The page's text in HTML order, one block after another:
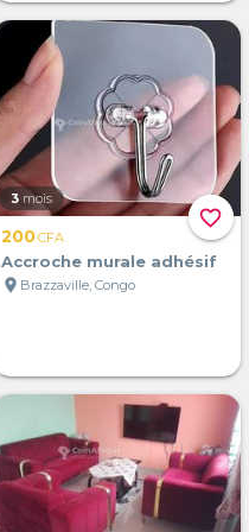
favorite_border
3 mois
200CFA
Accroche murale adhésif
location_on Brazzaville, Congo